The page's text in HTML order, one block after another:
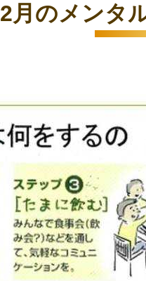
2月のメンタ